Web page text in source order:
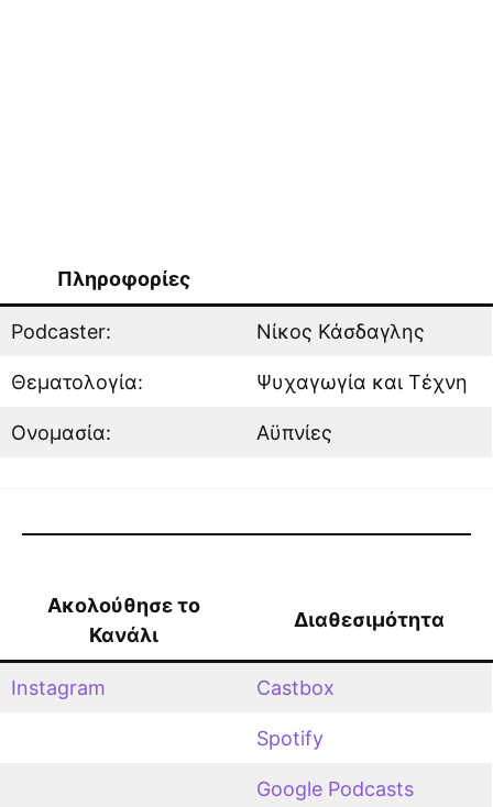
Πληροφορίες
Podcaster: Νίκος Κάσδαγλης
Θεματολογία: Ψυχαγωγία και Τέχνη
Ονομασία: Αϋπνίες
Ακολούθησε το
Κανάλι
Διαθεσιμότητα
Instagram Castbox
Spotify
Google Podcasts